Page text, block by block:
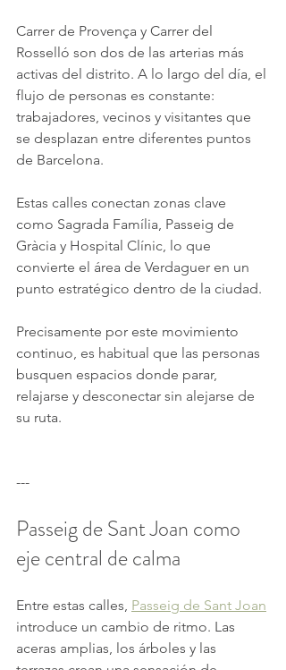
Carrer de Provença y Carrer del
Rosselló son dos de las arterias más
activas del distrito. A lo largo del día, el
flujo de personas es constante:
trabajadores, vecinos y visitantes que
se desplazan entre diferentes puntos
de Barcelona.
Estas calles conectan zonas clave
como Sagrada Família, Passeig de
Gràcia y Hospital Clínic, lo que
convierte el área de Verdaguer en un
punto estratégico dentro de la ciudad.
Precisamente por este movimiento
continuo, es habitual que las personas
busquen espacios donde parar,
relajarse y desconectar sin alejarse de
su ruta.
---
Passeig de Sant Joan como
eje central de calma
Entre estas calles, Passeig de Sant Joan
introduce un cambio de ritmo. Las
aceras amplias, los árboles y las